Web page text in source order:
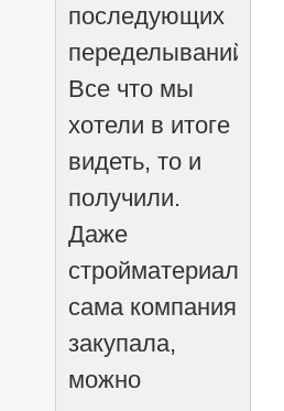
последующих
переделываний.
Все что мы
хотели в итоге
видеть, то и
получили.
Даже
стройматериалы
сама компания
закупала,
можно